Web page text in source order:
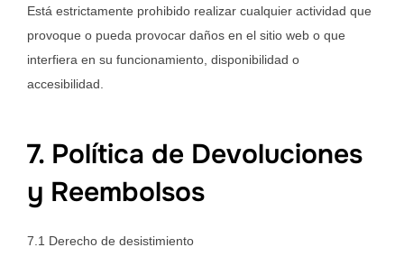
Está estrictamente prohibido realizar cualquier actividad que
provoque o pueda provocar daños en el sitio web o que
interfiera en su funcionamiento, disponibilidad o
accesibilidad.
7. Política de Devoluciones
y Reembolsos
7.1 Derecho de desistimiento